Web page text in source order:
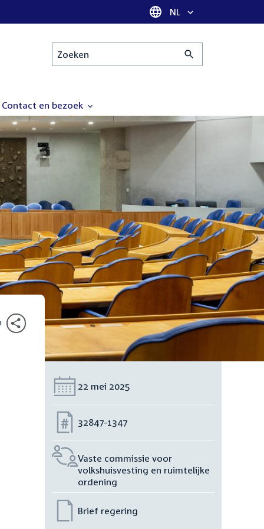
Taal selectie
NL
Zoeken
Contact en bezoek
Datum:
22 mei 2025
Nummer:
32847-1347
Vaste commissie voor
volkshuisvesting en ruimtelijke
ordening
Brief regering